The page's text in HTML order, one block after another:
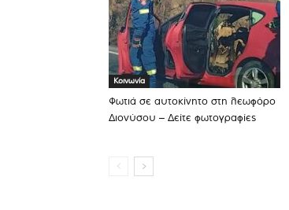
Κοινωνία
Φωτιά σε αυτοκίνητο στη λεωφόρο
Διονύσου – Δείτε φωτογραφίες